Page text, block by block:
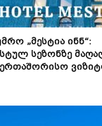
„მესტია
სეზონზე